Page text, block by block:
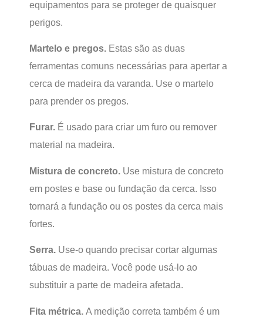
equipamentos para se proteger de quaisquer
perigos.
Martelo e pregos. Estas são as duas
ferramentas comuns necessárias para apertar a
cerca de madeira da varanda. Use o martelo
para prender os pregos.
Furar. É usado para criar um furo ou remover
material na madeira.
Mistura de concreto. Use mistura de concreto
em postes e base ou fundação da cerca. Isso
tornará a fundação ou os postes da cerca mais
fortes.
Serra. Use-o quando precisar cortar algumas
tábuas de madeira. Você pode usá-lo ao
substituir a parte de madeira afetada.
Fita métrica. A medição correta também é um